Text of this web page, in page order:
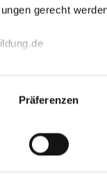
gerecht
Funktion
zu speichern (
deiner
Inhalte und
mit
Präferenzen